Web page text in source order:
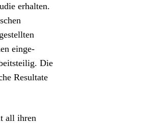
erhal­ten.
einge­
Die
Resul­tate
all ihren